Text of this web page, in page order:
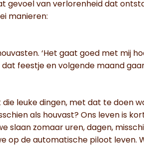
gevoel van verlorenheid dat
manieren:
‘Het gaat goed met mij
dat feestje en volgende maand
die leuke dingen, met dat te doen
als houvast? Ons leven is
slaan zomaar uren, dagen,
op de automatische piloot leven.